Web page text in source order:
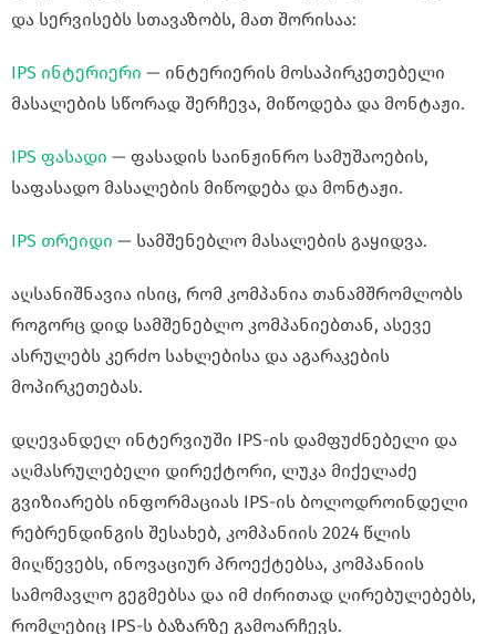
და სერვისებს სთავაზობს, მათ შორისაა:
IPS ინტერიერი — ინტერიერის მოსაპირკეთებელი
მასალების სწორად შერჩევა, მიწოდება და მონტაჟი.
IPS ფასადი — ფასადის საინჟინრო სამუშაოების,
საფასადო მასალების მიწოდება და მონტაჟი.
IPS თრეიდი — სამშენებლო მასალების გაყიდვა.
აღსანიშნავია ისიც, რომ კომპანია თანამშრომლობს
როგორც დიდ სამშენებლო კომპანიებთან, ასევე
ასრულებს კერძო სახლებისა და აგარაკების
მოპირკეთებას.
დღევანდელ ინტერვიუში IPS-ის დამფუძნებელი და
აღმასრულებელი დირექტორი, ლუკა მიქელაძე
გვიზიარებს ინფორმაციას IPS-ის ბოლოდროინდელი
რებრენდინგის შესახებ, კომპანიის 2024 წლის
მიღწევებს, ინოვაციურ პროექტებსა, კომპანიის
სამომავლო გეგმებსა და იმ ძირითად ღირებულებებს,
რომლებიც IPS-ს ბაზარზე გამოარჩევს.